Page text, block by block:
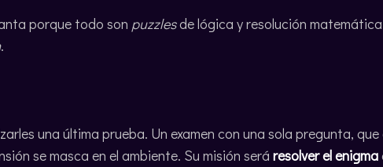
porque todo son puzzlesde lógica y resolución
.
una última prueba. Un examen con una sola pregunta,
se masca en el ambiente. Su misión será resolver el enigma